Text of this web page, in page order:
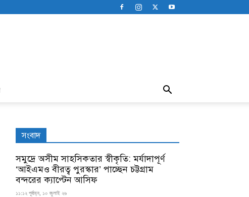
সংবাদ
সমুদ্রে অসীম সাহসিকতার স্বীকৃতি: মর্যাদাপূর্ণ
‘আইএমও বীরত্ব পুরস্কার’ পাচ্ছেন চট্টগ্রাম
বন্দরের ক্যাপ্টেন আসিফ
১১:১২ পূর্বাহ্ন, ১০ জুলাই ২৬